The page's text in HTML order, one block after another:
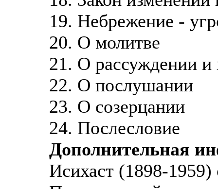
19. Небрежение -
20. О молитве
21. О рассуждении и
22. О послушании
23. О созерцании
24. Послесловие
Дополнительная
Исихаст (1898-